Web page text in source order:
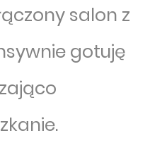
salon z
gotuję